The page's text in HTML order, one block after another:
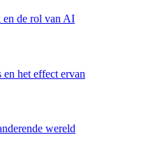
en de rol van AI
het effect ervan
wereld